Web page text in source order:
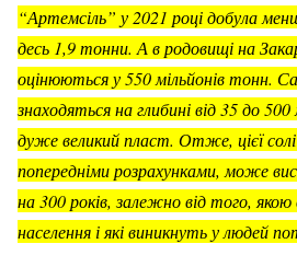
“Артемсіль” у 2021 році добула
десь 1,9 тонни. А в родовищі на
оцінюються у 550 мільйонів тонн.
знаходяться на глибині від 35 до
дуже великий пласт. Отже, цієї солі
попередніми розрахунками, може
на 300 років, залежно від того, якою
населення і які виникнуть у людей